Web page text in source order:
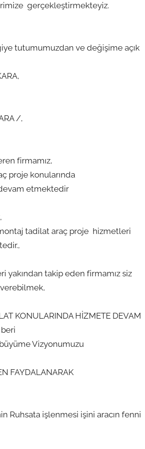
gerçekleştirmekteyiz.
tutumumuzdan ve değişime açık
/,
firmamız,
proje konularında
etmektedir
tadilat araç proje hizmetleri
yakından takip eden firmamız siz
KONULARINDA HİZMETE DEVAM
Vizyonumuzu
FAYDALANARAK
Ruhsata işlenmesi işini aracın fenni